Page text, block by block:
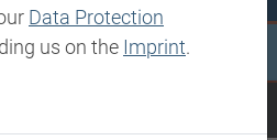
2018
Data Protection
us on the Imprint.